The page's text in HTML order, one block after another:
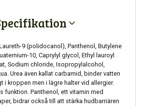
9 (polidocanol), Panthenol, Butylene
10, Caprylyl glycol, Ethyl lauroyl
Sodium chloride, Isopropylalcohol,
Urea även kallat carbamid, binder vatten
i kroppen men i lägre halter vid allergier.
funktion. Panthenol, ett vitamin med
bidrar också till att stärka hudbarriären